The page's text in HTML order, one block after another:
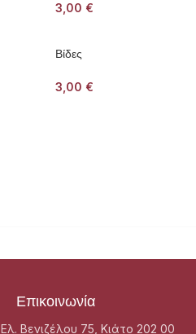
3,00 €
Βίδες
3,00 €
Επικοινωνία
Ελ. Βενιζέλου 75, Κιάτο 202 00